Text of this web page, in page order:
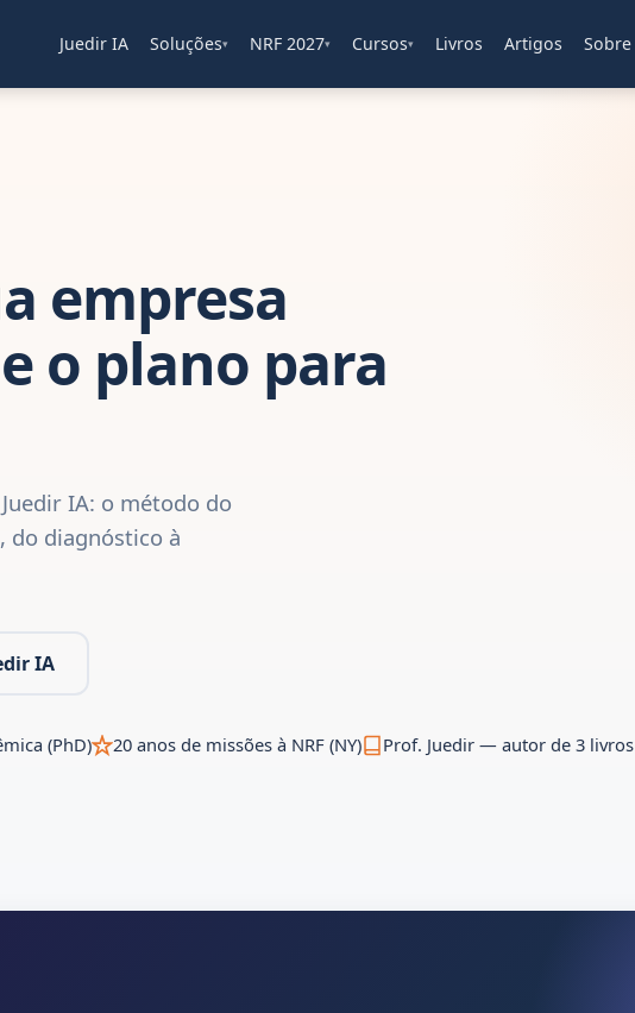
Juedir IA Soluções▾ NRF 2027▾ Cursos▾ Livros Artigos Sobre
empresa
o plano para
IA: o método do
do diagnóstico à
IA
(PhD) 20 anos de missões à NRF (NY) Prof. Juedir — autor de 3 livros